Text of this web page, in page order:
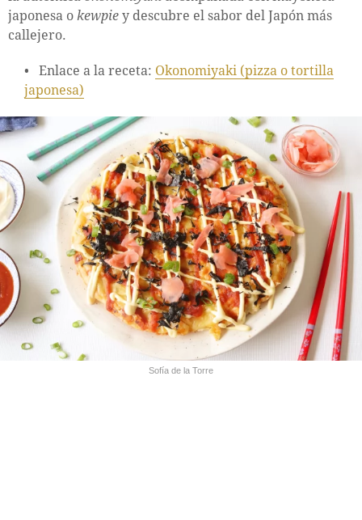
japonesa o kewpie y descubre el sabor del Japón más
callejero.
Enlace a la receta: Okonomiyaki (pizza o tortilla
japonesa)
Sofía de la Torre